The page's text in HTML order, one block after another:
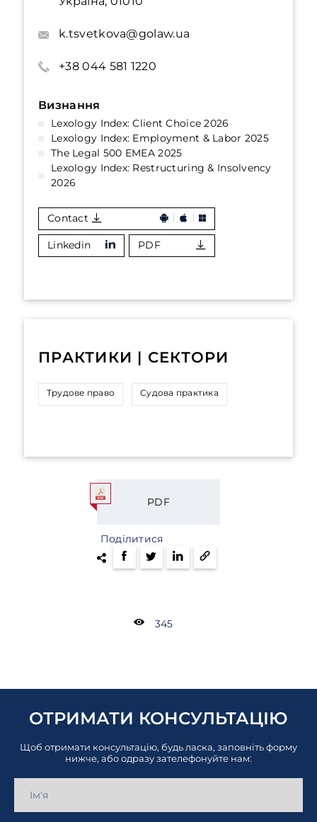
k.tsvetkova@golaw.ua
+38 044 581 1220
Визнання
Lexology Index: Client Choice 2026
Lexology Index: Employment & Labor 2025
The Legal 500 EMEA 2025
Lexology Index: Restructuring & Insolvency
2026
Contact
Linkedin PDF
ПРАКТИКИ | СЕКТОРИ
Трудове право Судова практика
PDF
Поділитися
345
ОТРИМАТИ КОНСУЛЬТАЦІЮ
Щоб отримати консультацію, будь ласка, заповніть форму
нижче, або одразу зателефонуйте нам: